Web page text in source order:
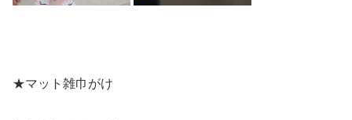
★マット雑巾がけ